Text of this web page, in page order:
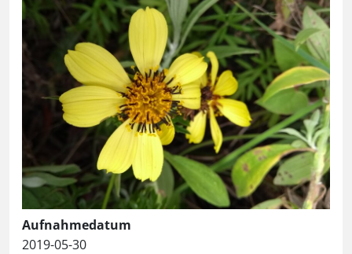
Aufnahmedatum
2019-05-30